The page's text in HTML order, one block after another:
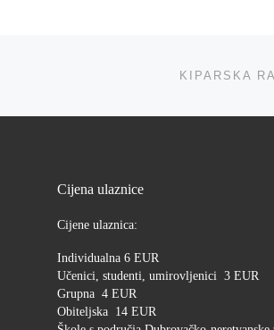
KIPARSKA
Cijena ulaznice
Cijene ulaznica:
Individualna 6 EUR
Učenici, studenti, umirovljenici 3 EUR
Grupna 4 EUR
Obiteljska 14 EUR